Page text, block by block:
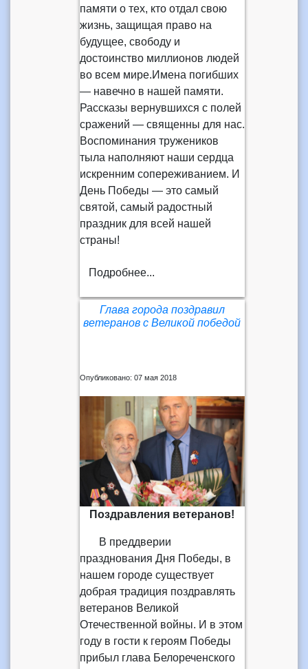
памяти о тех, кто отдал свою
жизнь, защищая право на
будущее, свободу и
достоинство миллионов людей
во всем мире.Имена погибших
— навечно в нашей памяти.
Рассказы вернувшихся с полей
сражений — священны для нас.
Воспоминания тружеников
тыла наполняют наши сердца
искренним сопереживанием. И
День Победы — это самый
святой, самый радостный
праздник для всей нашей
страны!
Подробнее...
Глава города поздравил
ветеранов с Великой победой
Опубликовано: 07 мая 2018
Поздравления ветеранов!
В преддверии
празднования Дня Победы, в
нашем городе существует
добрая традиция поздравлять
ветеранов Великой
Отечественной войны. И в этом
году в гости к героям Победы
прибыл глава Белореченского